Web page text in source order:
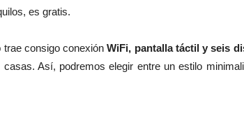
es gratis.
trae consigo conexiónWiFi, pantalla táctil y seis
Así, podremos elegir entre un estilo